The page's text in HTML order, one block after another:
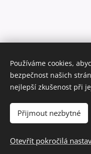
2017-2025 ©
Vytvořeno
Používáme cookies,
bezpečnost našich
nejlepší zkušenost při
Přijmout nezbytné
Otevřít pokročilá